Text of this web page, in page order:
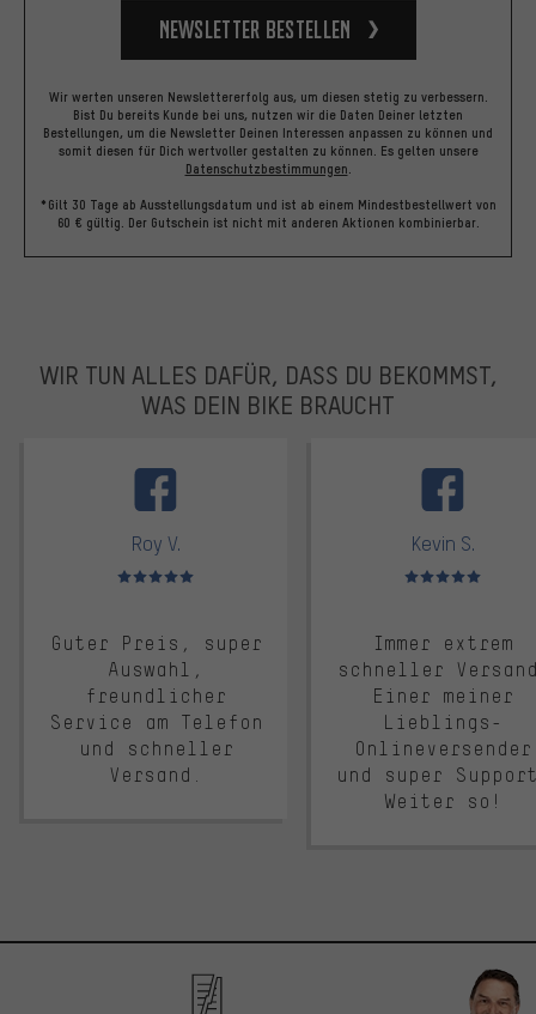
Newsletter bestellen
Wir werten unseren Newslettererfolg aus, um diesen stetig zu verbessern.
Bist Du bereits Kunde bei uns, nutzen wir die Daten Deiner letzten
Bestellungen, um die Newsletter Deinen Interessen anpassen zu können und
somit diesen für Dich wertvoller gestalten zu können. Es gelten unsere
Datenschutzbestimmungen
*Gilt 30 Tage ab Ausstellungsdatum und ist ab einem Mindestbestellwert von
60 € gültig. Der Gutschein ist nicht mit anderen Aktionen kombinierbar.
WIR TUN ALLES DAFÜR, DASS DU BEKOMMST,
WAS DEIN BIKE BRAUCHT
Roy V.
Bewertungen: 5 von 5
Guter Preis, super
Auswahl,
freundlicher
Service am Telefon
und schneller
Versand.
Kevin S.
Bewertungen: 5 von 5
Immer extrem
schneller
Einer meiner
Lieblings-
Onlineversender
und super
Weiter so!